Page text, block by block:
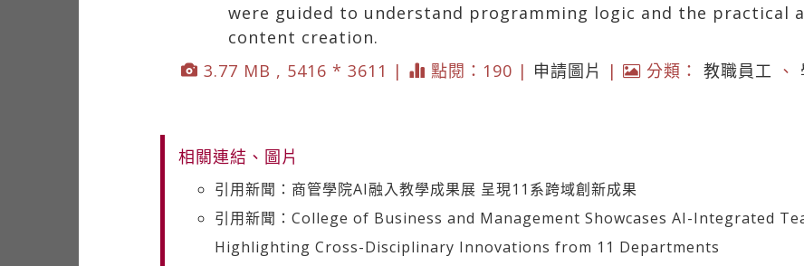
were guided to understand programming logic and the practical
content creation.
3.77 MB , 5416 * 3611 |
點閱：190 | 申請圖片 | 分類： 教職員工 、
相關連結、圖片
引用新聞：商管學院AI融入教學成果展 呈現11系跨域創新成果
引用新聞：College of Business and Management Showcases AI-Integrated
Highlighting Cross-Disciplinary Innovations from 11 Departments